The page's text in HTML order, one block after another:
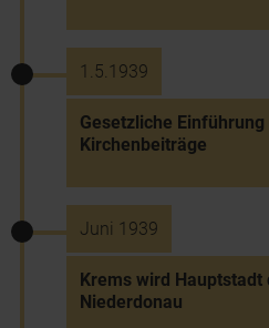
1.5.1939
Gesetzliche Einführung
Kirchenbeiträge
Juni 1939
Krems wird Hauptstadt
Niederdonau